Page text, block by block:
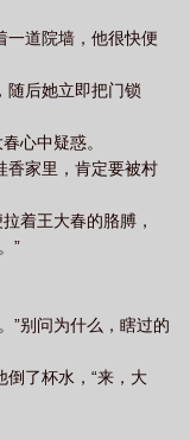
一道院墙，他很快便
随后她立即把门锁
心中疑惑。
香家里，肯定要被村
着王大春的胳膊，
”
”别问为什么，瞎过的
了杯水，“来，大